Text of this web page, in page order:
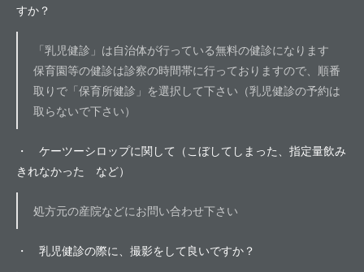
すか？
「乳児健診」は自治体が行っている無料の健診になります
保育園等の健診は診察の時間帯に行っておりますので、順番
取りで「保育所健診」を選択して下さい（乳児健診の予約は
取らないで下さい）
・ ケーツーシロップに関して（こぼしてしまった、指定量飲み
きれなかった など）
処方元の産院などにお問い合わせ下さい
・ 乳児健診の際に、撮影をして良いですか？